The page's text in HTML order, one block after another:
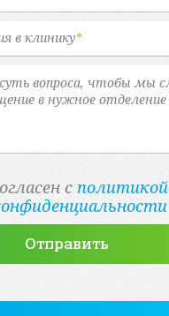
в клинику*
с политикой